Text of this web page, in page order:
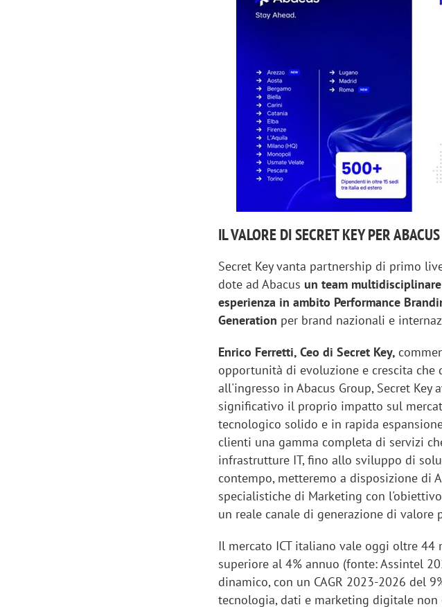
IL VALORE DI SECRET KEY PER
Secret Key vanta partnership di primo
dote ad Abacus un team
esperienza in ambito Performance
Generation per brand nazionali e
Enrico Ferretti, Ceo di Secret Key,
opportunità di evoluzione e crescita che
all'ingresso in Abacus Group, Secret
significativo il proprio impatto sul
tecnologico solido e in rapida
clienti una gamma completa di servizi
infrastrutture IT, fino allo sviluppo di
contempo, metteremo a disposizione di
specialistiche di Marketing con
un reale canale di generazione di valore
Il mercato ICT italiano vale oggi oltre
superiore al 4% annuo (fonte: Assintel
dinamico, con un CAGR 2023-2026 del
tecnologia, dati e marketing digitale